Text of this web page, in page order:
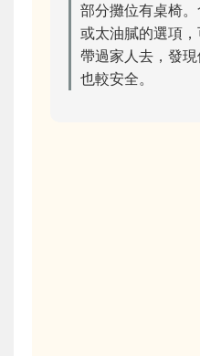
部分攤位有桌椅
或太油膩的選項
帶過家人去，發現
也較安全。